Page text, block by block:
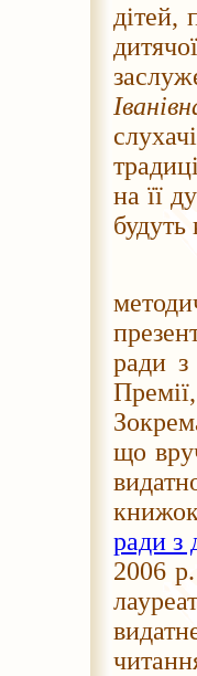
дітей,
на її
ради з
що
книжок
ради з
2006